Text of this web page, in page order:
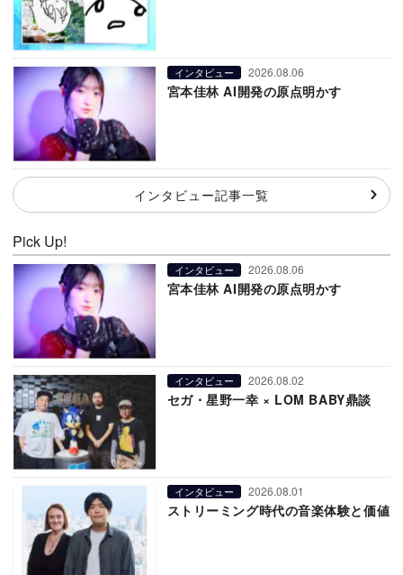
インタビュー 2026.08.06
宮本佳林 AI開発の原点明かす
インタビュー記事一覧
Pick Up!
インタビュー 2026.08.06
宮本佳林 AI開発の原点明かす
インタビュー 2026.08.02
セガ・星野一幸 × LOM BABY鼎談
インタビュー 2026.08.01
ストリーミング時代の音楽体験と価値